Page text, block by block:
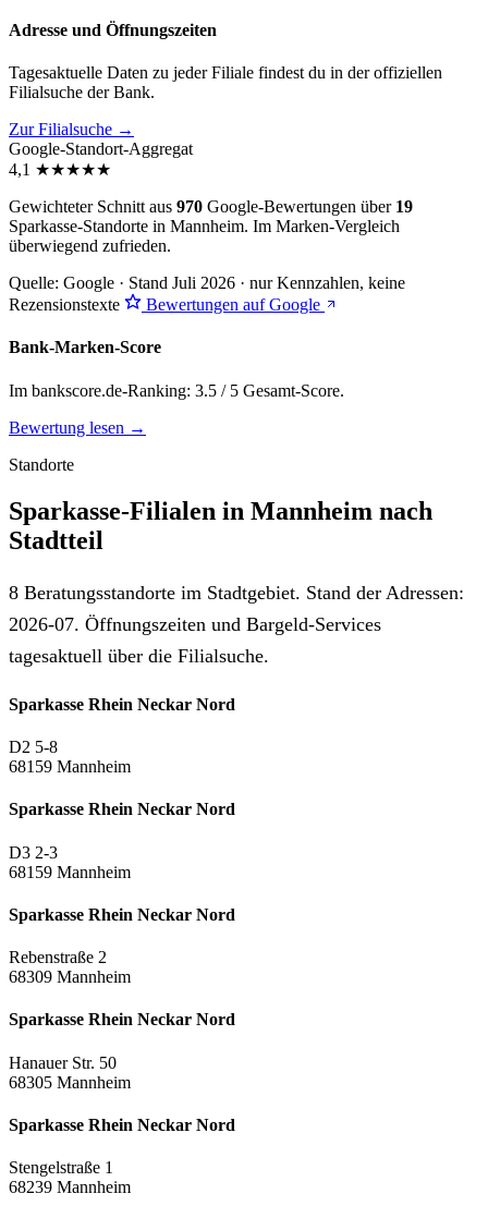
Adresse und Öffnungszeiten
Tagesaktuelle Daten zu jeder Filiale findest du in der offiziellen
Filialsuche der Bank.
Zur Filialsuche →
Google-Standort-Aggregat
4,1 ★★★★★
Gewichteter Schnitt aus 970 Google-Bewertungen über 19
Sparkasse-Standorte in Mannheim. Im Marken-Vergleich
überwiegend zufrieden.
Quelle: Google · Stand Juli 2026 · nur Kennzahlen, keine
Rezensionstexte
Bewertungen auf Google
Bank-Marken-Score
Im bankscore.de-Ranking: 3.5 / 5 Gesamt-Score.
Bewertung lesen →
Standorte
Sparkasse-Filialen in Mannheim nach
Stadtteil
8 Beratungsstandorte im Stadtgebiet. Stand der Adressen:
2026-07. Öffnungszeiten und Bargeld-Services
tagesaktuell über die Filialsuche.
Sparkasse Rhein Neckar Nord
D2 5-8
68159 Mannheim
Sparkasse Rhein Neckar Nord
D3 2-3
68159 Mannheim
Sparkasse Rhein Neckar Nord
Rebenstraße 2
68309 Mannheim
Sparkasse Rhein Neckar Nord
Hanauer Str. 50
68305 Mannheim
Sparkasse Rhein Neckar Nord
Stengelstraße 1
68239 Mannheim